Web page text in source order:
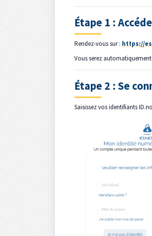
Étape 1 :
Rendez-vous sur : https://
Vous serez
Étape 2 : Se
Saisissez vos identifiants